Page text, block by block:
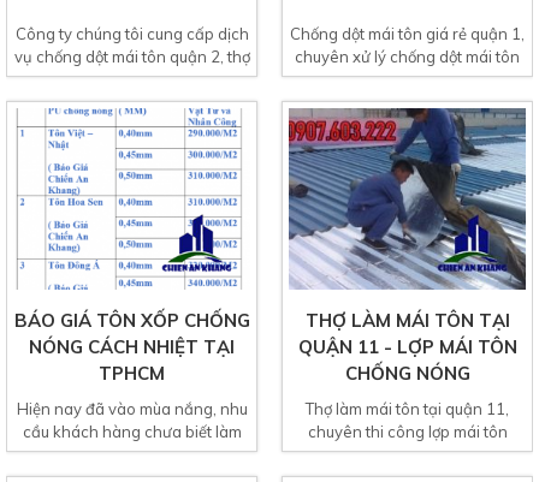
Công ty chúng tôi cung cấp dịch
vụ chống dột mái tôn quận 2, thợ
chống dột mái...
Chống dột mái tôn giá rẻ quận 1,
chuyên xử lý chống dột mái tôn
nhà ở, nhà xưởng,...
BÁO GIÁ TÔN XỐP CHỐNG
NÓNG CÁCH NHIỆT TẠI
TPHCM
Hiện nay đã vào mùa nắng, nhu
cầu khách hàng chưa biết làm
cách nào để chống nóng...
THỢ LÀM MÁI TÔN TẠI
QUẬN 11 - LỢP MÁI TÔN
CHỐNG NÓNG
Thợ làm mái tôn tại quận 11,
chuyên thi công lợp mái tôn
chống nóng ở quận 11 giá...